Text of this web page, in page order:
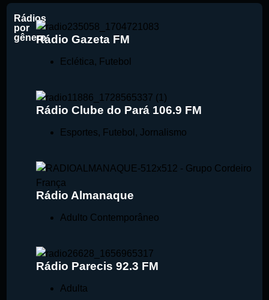
Rádios
por
gêneroRádio Gazeta FM
Eclética, Futebol
Rádio Clube do Pará 106.9 FM
Esportes, Futebol , Jornalismo
Rádio Almanaque
Adulto Contemporâneo
Rádio Parecis 92.3 FM
Adulta